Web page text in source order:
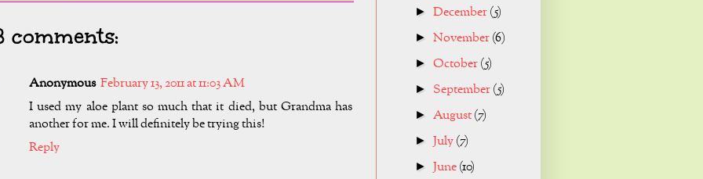
comments:
Anonymous February 13, 2011 at 11:03 AM
I used my aloe plant so much that it died, but Grandma has
another for me. I will definitely be trying this!
Reply
►December(5)
►November(6)
►October(5)
► September(5)
► August(7)
►July(7)
►June(10)